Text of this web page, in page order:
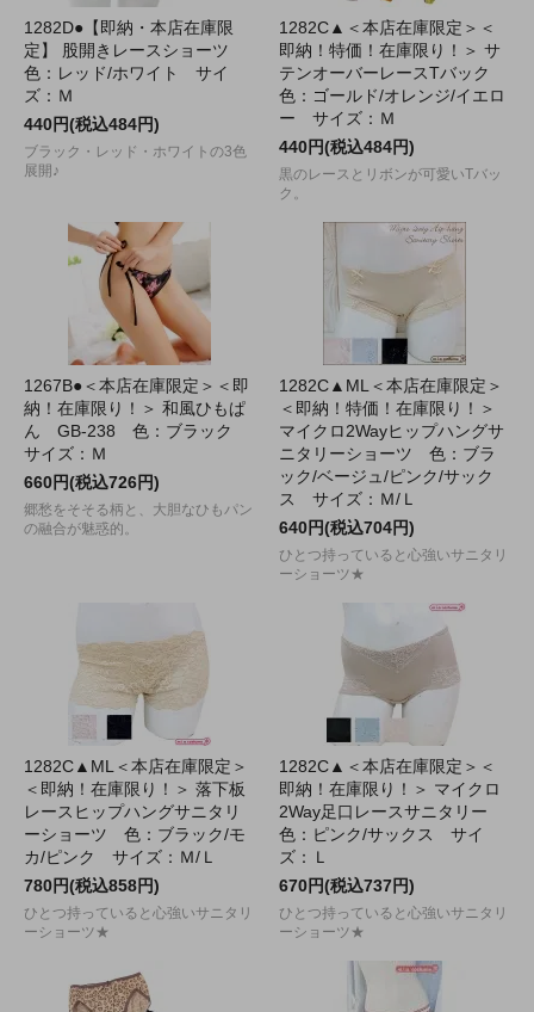
1282D●【即納・本店在庫限
定】 股開きレースショーツ
色：レッド/ホワイト サイ
ズ：Ｍ
440円(税込484円)
ブラック・レッド・ホワイトの3色
展開♪
1282C▲＜本店在庫限定＞＜
即納！特価！在庫限り！＞ サ
テンオーバーレースTバック
色：ゴールド/オレンジ/イエロ
ー サイズ：Ｍ
440円(税込484円)
黒のレースとリボンが可愛いTバッ
ク。
1267B●＜本店在庫限定＞＜即
納！在庫限り！＞ 和風ひもぱ
ん GB-238 色：ブラック
サイズ：Ｍ
660円(税込726円)
郷愁をそそる柄と、大胆なひもパン
の融合が魅惑的。
1282C▲ML＜本店在庫限定＞
＜即納！特価！在庫限り！＞
マイクロ2Wayヒップハングサ
ニタリーショーツ 色：ブラ
ック/ベージュ/ピンク/サック
ス サイズ：Ｍ/Ｌ
640円(税込704円)
ひとつ持っていると心強いサニタリ
ーショーツ★
1282C▲ML＜本店在庫限定＞
＜即納！在庫限り！＞ 落下板
レースヒップハングサニタリ
ーショーツ 色：ブラック/モ
カ/ピンク サイズ：Ｍ/Ｌ
780円(税込858円)
ひとつ持っていると心強いサニタリ
ーショーツ★
1282C▲＜本店在庫限定＞＜
即納！在庫限り！＞ マイクロ
2Way足口レースサニタリー
色：ピンク/サックス サイ
ズ：Ｌ
670円(税込737円)
ひとつ持っていると心強いサニタリ
ーショーツ★